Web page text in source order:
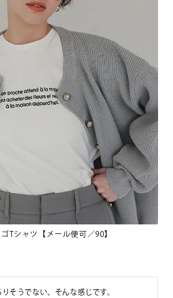
Tシャツ【メール便可／90】
そうでない、そんな感じです。